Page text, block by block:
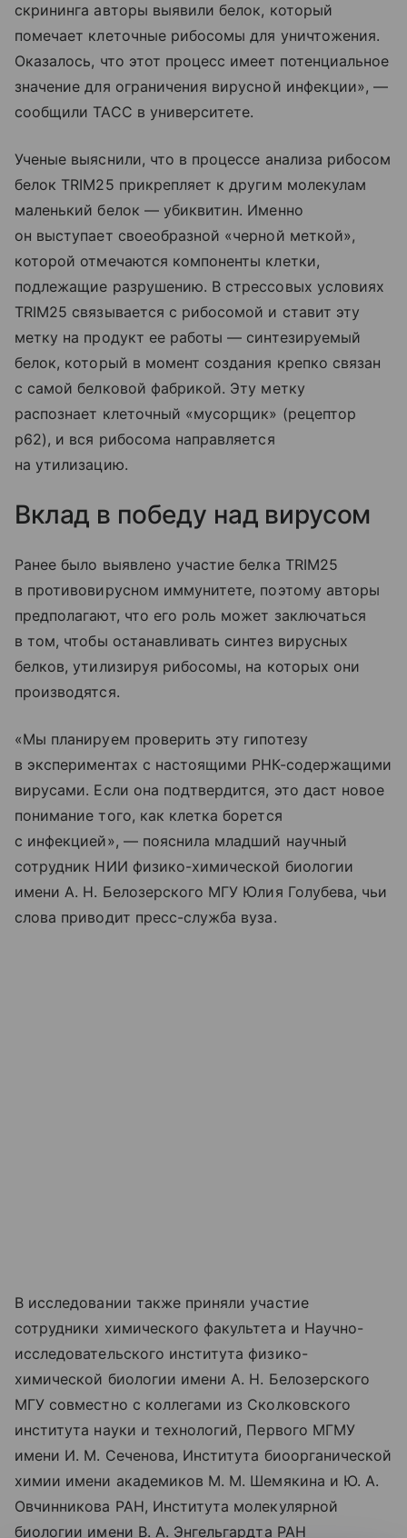
скрининга авторы выявили белок, который
помечает клеточные рибосомы для уничтожения.
Оказалось, что этот процесс имеет потенциальное
значение для ограничения вирусной инфекции», —
сообщили ТАСС в университете.
Ученые выяснили, что в процессе анализа рибосом
белок TRIM25 прикрепляет к другим молекулам
маленький белок — убиквитин. Именно
он выступает своеобразной «черной меткой»,
которой отмечаются компоненты клетки,
подлежащие разрушению. В стрессовых условиях
TRIM25 связывается с рибосомой и ставит эту
метку на продукт ее работы — синтезируемый
белок, который в момент создания крепко связан
с самой белковой фабрикой. Эту метку
распознает клеточный «мусорщик» (рецептор
p62), и вся рибосома направляется
на утилизацию.
Вклад в победу над вирусом
Ранее было выявлено участие белка TRIM25
в противовирусном иммунитете, поэтому авторы
предполагают, что его роль может заключаться
в том, чтобы останавливать синтез вирусных
белков, утилизируя рибосомы, на которых они
производятся.
«Мы планируем проверить эту гипотезу
в экспериментах с настоящими РНК-содержащими
вирусами. Если она подтвердится, это даст новое
понимание того, как клетка борется
с инфекцией», — пояснила младший научный
сотрудник НИИ физико-химической биологии
имени А. Н. Белозерского МГУ Юлия Голубева, чьи
слова приводит пресс-служба вуза.
В исследовании также приняли участие
сотрудники химического факультета и Научно-
исследовательского института физико-
химической биологии имени А. Н. Белозерского
МГУ совместно с коллегами из Сколковского
института науки и технологий, Первого МГМУ
имени И. М. Сеченова, Института биоорганической
химии имени академиков М. М. Шемякина и Ю. А.
Овчинникова РАН, Института молекулярной
биологии имени В. А. Энгельгардта РАН